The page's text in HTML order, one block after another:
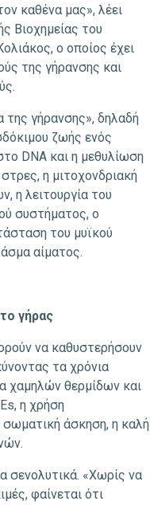
καθένα μας», λέει
Βιοχημείας του
ο οποίος έχει
της γήρανσης και
της γήρανσης», δηλαδή
ζωής ενός
DNA και η μεθυλίωση
η μιτοχονδριακή
η λειτουργία του
συστήματος, ο
του μυϊκού
αίματος.
γήρας
να καθυστερήσουν
τα χρόνια
χαμηλών θερμίδων και
η χρήση
σωματική άσκηση, η καλή
σενολυτικά. «Χωρίς να
φαίνεται ότι